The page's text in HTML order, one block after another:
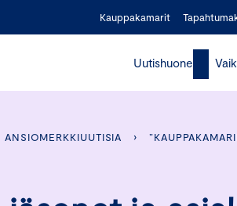
Kauppakamarit
Uutishuone
ANSIOMERKKIUUTISIA ›